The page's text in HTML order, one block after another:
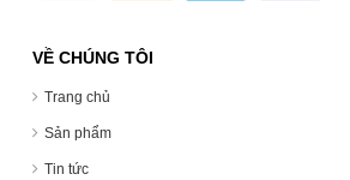
VỀ CHÚNG TÔI
Trang chủ
Sản phẩm
Tin tức